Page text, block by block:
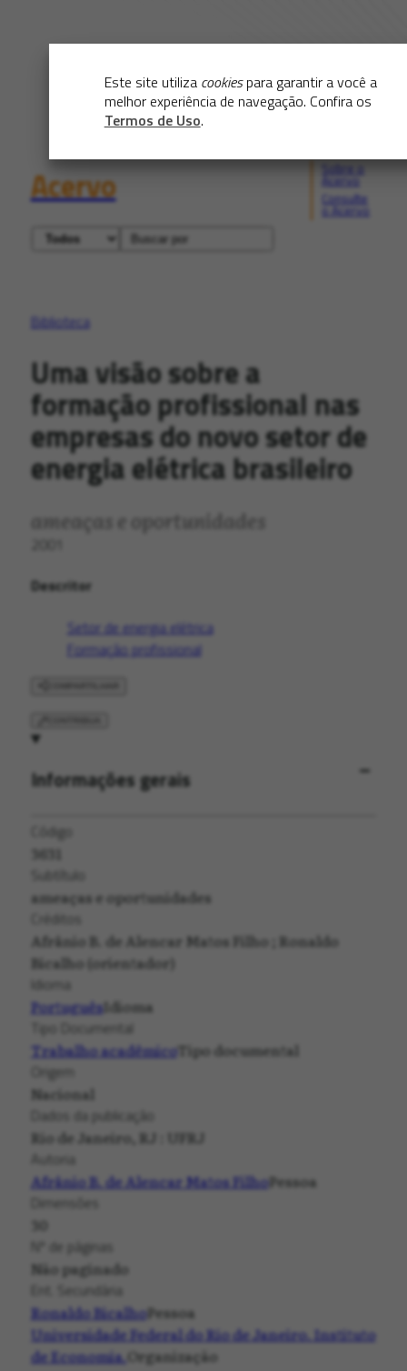
Este site utiliza cookiespara garantir a você a
melhor experiência de navegação. Confira os
Termos de Uso.
Acervo
Consulte
Biblioteca
Uma visão sobre a
formação profissional nas
empresas do novo setor de
energia elétrica brasileiro
ameaças e oportunidades
2001
Descritor
Setor de energia elétrica
Formação profissional
Informações gerais
Código
3631
Subtítulo
ameaças e oportunidades
Créditos
Afrânio B. de Alencar Matos Filho ; Ronaldo
Bicalho (orientador)
Idioma
PortuguêsIdioma
Tipo Documental
Trabalho acadêmicoTipo documental
Origem
Nacional
Dados da publicação
Rio de Janeiro, RJ : UFRJ
Autoria
Afrânio B. de Alencar Matos FilhoPessoa
Dimensões
30
Nº de páginas
Não paginado
Ent. Secundária
Ronaldo BicalhoPessoa
Universidade Federal do Rio de Janeiro. Instituto
de Economia. Organização